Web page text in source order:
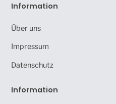
Information
Über uns
Impressum
Datenschutz
Information